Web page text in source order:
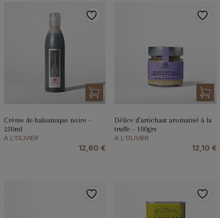
Crème de balsamique noire –
250ml
A L'OLIVIER
12,60 €
Délice d’artichaut aromatisé à la
truffe – 100grs
A L'OLIVIER
12,10 €